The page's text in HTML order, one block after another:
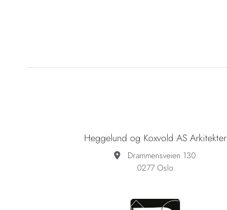
Heggelund og Koxvold AS Arkitekter

Drammensveien 130
0277 Oslo